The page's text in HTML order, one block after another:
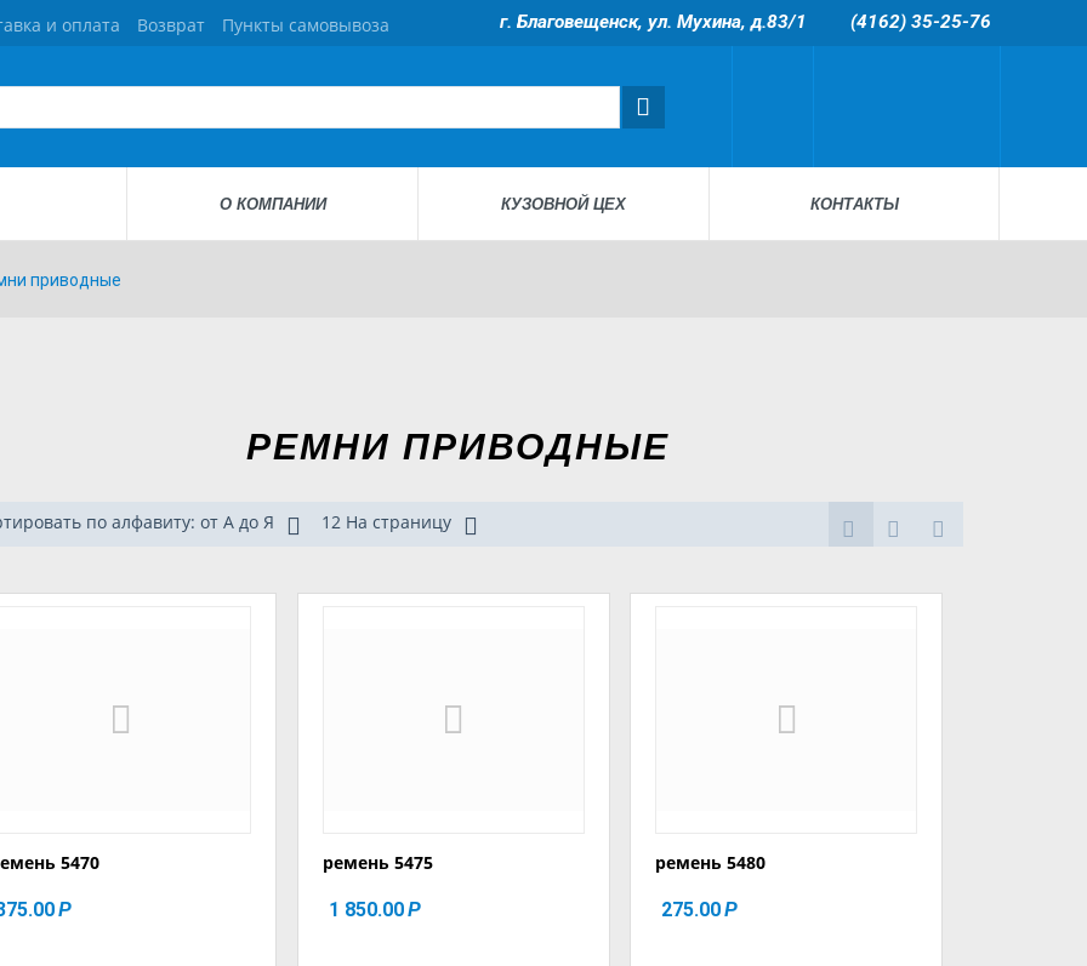
и оплата Возврат Пункты самовывоза г. Благовещенск, ул. Мухина, д.83/1 (4162) 35-25-76
О КОМПАНИИ КУЗОВНОЙ ЦЕХ КОНТАКТЫ
приводные
РЕМНИ ПРИВОДНЫЕ
по алфавиту: от А до Я 12 На страницу
5470
Р
ремень 5475
1 850.00Р
ремень 5480
275.00Р